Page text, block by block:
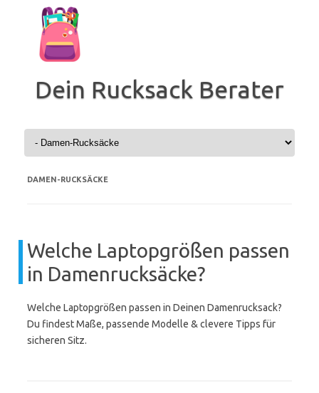
springen
Dein Rucksack Berater
DAMEN-RUCKSÄCKE
Welche Laptopgrößen passen
in Damenrucksäcke?
Welche Laptopgrößen passen in Deinen Damenrucksack?
Du findest Maße, passende Modelle & clevere Tipps für
sicheren Sitz.